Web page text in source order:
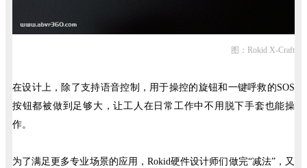
图：Rokid X-Craft
在设计上，除了支持语音控制，用于操控的旋钮和一键呼救的SOS
按钮都被做到足够大，让工人在日常工作中不用脱下手套也能操
作。
为了满足更多专业场景的应用，Rokid硬件设计师们做完“减法”，又